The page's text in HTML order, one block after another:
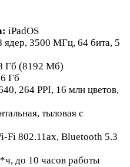
iPadOS
ядер, 3500 МГц, 64 бита, 5
Гб (8192 Мб)
Гб
264 PPI, 16 млн цветов,
тыловая с
Fi 802.11ax, Bluetooth 5.3
до 10 часов работы